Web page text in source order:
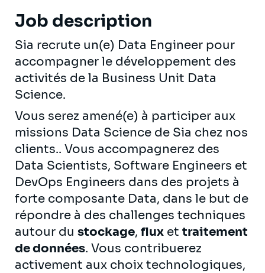
Job description
Sia recrute un(e) Data Engineer pour
accompagner le développement des
activités de la Business Unit Data
Science.
Vous serez amené(e) à participer aux
missions Data Science de Sia chez nos
clients.. Vous accompagnerez des
Data Scientists, Software Engineers et
DevOps Engineers dans des projets à
forte composante Data, dans le but de
répondre à des challenges techniques
autour du stockage, flux et traitement
de données. Vous contribuerez
activement aux choix technologiques,